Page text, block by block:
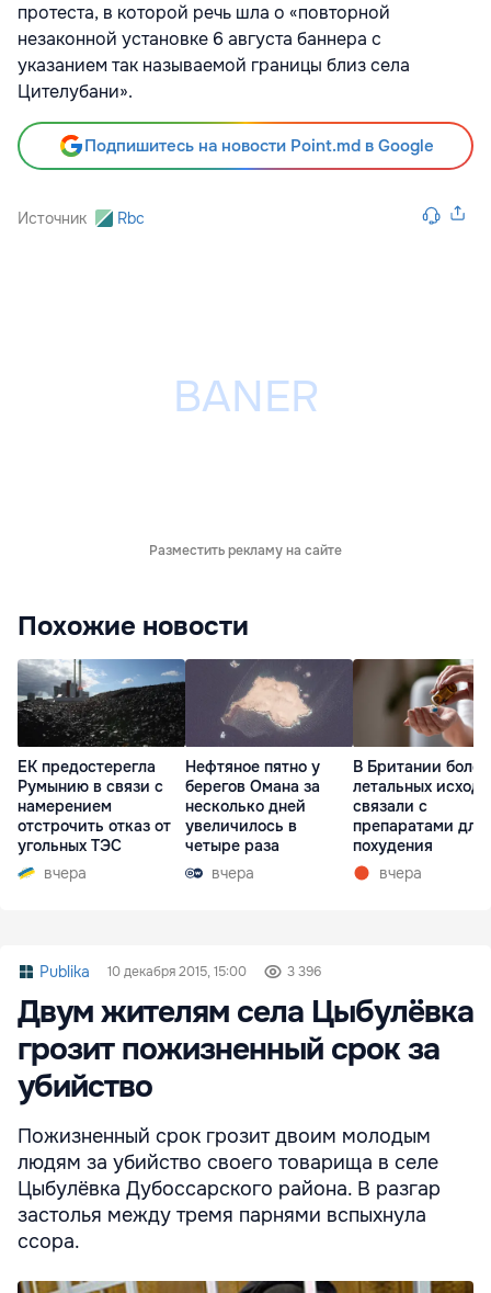
протеста, в которой речь шла ​о «повторной
незаконной установке 6 августа баннера с
указанием так называемой границы близ села
Цителубани».
Подпишитесь на новости Point.md в Google
Источник Rbc
Разместить рекламу на сайте
Похожие новости
ЕК предостерегла
Румынию в связи с
намерением
отстрочить отказ от
угольных ТЭС
вчера
Нефтяное пятно у
берегов Омана за
несколько дней
увеличилось в
четыре раза
вчера
В Британии
летальных
связали с
препаратами для
похудения
вчера
Publika 10 декабря 2015, 15:00 3 396
Двум жителям села Цыбулёвка
грозит пожизненный срок за
убийство
Пожизненный срок грозит двоим молодым
людям за убийство своего товарища в селе
Цыбулёвка Дубоссарского района. В разгар
застолья между тремя парнями вспыхнула
ссора.